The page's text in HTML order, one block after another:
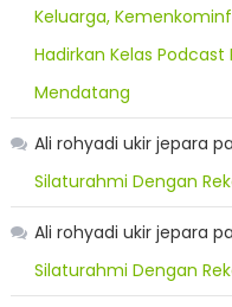
Keluarga,
Hadirkan Kelas
Mendatang
Ali rohyadi ukir jepara
Silaturahmi Dengan
Ali rohyadi ukir jepara
Silaturahmi Dengan